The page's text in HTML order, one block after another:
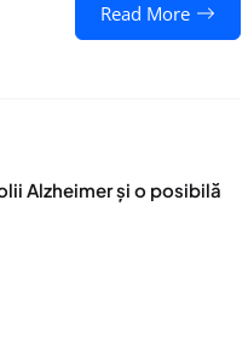
Read More
Alzheimer şi o posibilă